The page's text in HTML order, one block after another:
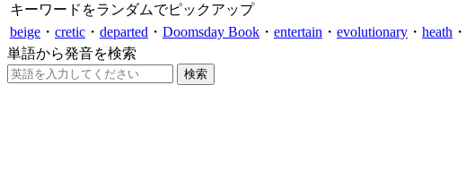
キーワードをランダムでピックアップ
beige ・ cretic ・ departed ・ Doomsday Book ・ entertain ・ evolutionary ・ heath ・
単語から発音を検索